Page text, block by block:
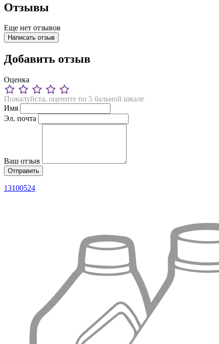
Отзывы
Еще нет отзывов
Написать отзыв
Добавить отзыв
Оценка
Пожалуйста, оцените по 5 бальной шкале
Имя
Эл. почта
Ваш отзыв
13100524